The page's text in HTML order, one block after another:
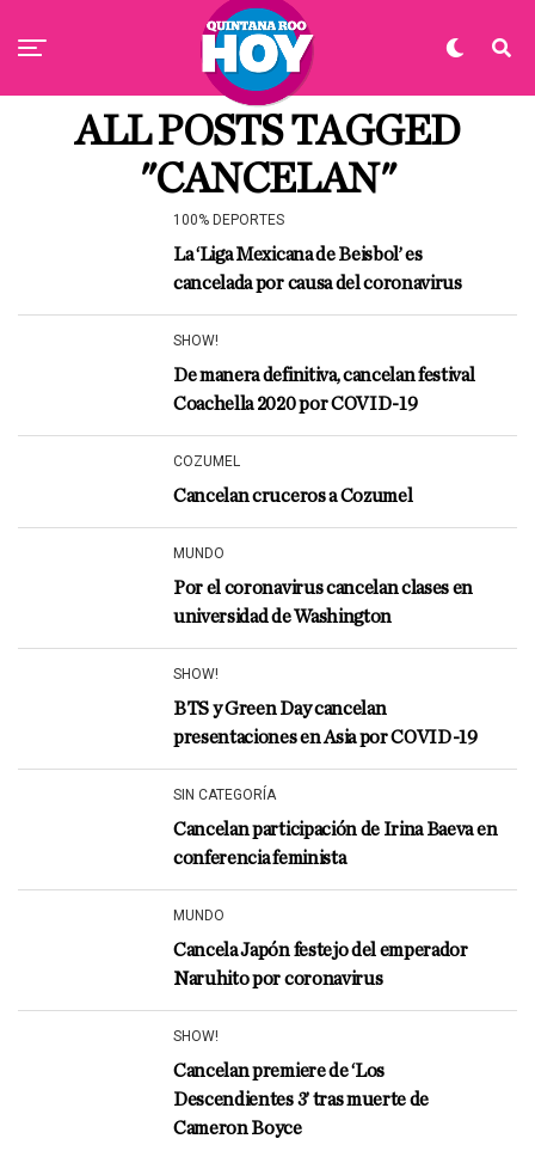
ALL POSTS TAGGED
"CANCELAN"
100% DEPORTES
La ‘Liga Mexicana de Beisbol’ es
cancelada por causa del coronavirus
SHOW!
De manera definitiva, cancelan festival
Coachella 2020 por COVID-19
COZUMEL
Cancelan cruceros a Cozumel
MUNDO
Por el coronavirus cancelan clases en
universidad de Washington
SHOW!
BTS y Green Day cancelan
presentaciones en Asia por COVID-19
SIN CATEGORÍA
Cancelan participación de Irina Baeva en
conferencia feminista
MUNDO
Cancela Japón festejo del emperador
Naruhito por coronavirus
SHOW!
Cancelan premiere de ‘Los
Descendientes 3’ tras muerte de
Cameron Boyce